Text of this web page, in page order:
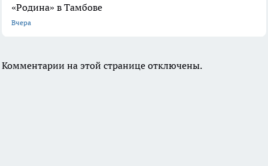
«Родина» в Тамбове
Вчера
Комментарии на этой странице отключены.